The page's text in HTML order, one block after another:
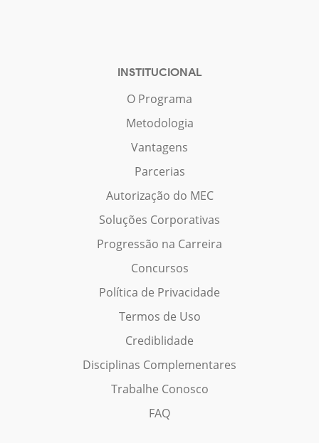
INSTITUCIONAL
O Programa
Metodologia
Vantagens
Parcerias
Autorização do MEC
Soluções Corporativas
Progressão na Carreira
Concursos
Política de Privacidade
Termos de Uso
Crediblidade
Disciplinas Complementares
Trabalhe Conosco
FAQ